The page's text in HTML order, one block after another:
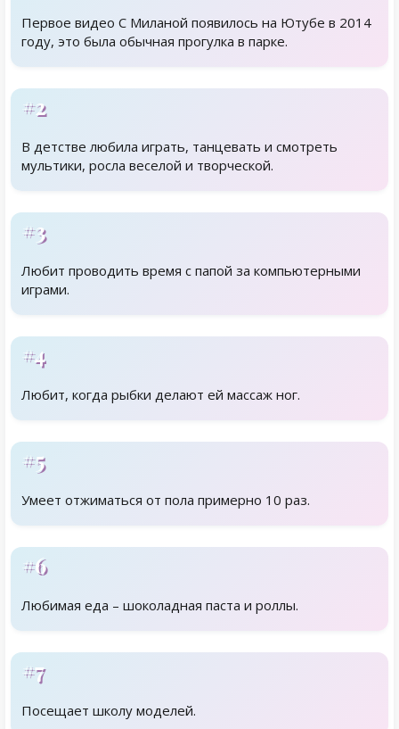
Первое видео С Миланой появилось на Ютубе в 2014
году, это была обычная прогулка в парке.
#2
В детстве любила играть, танцевать и смотреть
мультики, росла веселой и творческой.
#3
Любит проводить время с папой за компьютерными
играми.
#4
Любит, когда рыбки делают ей массаж ног.
#5
Умеет отжиматься от пола примерно 10 раз.
#6
Любимая еда – шоколадная паста и роллы.
#7
Посещает школу моделей.